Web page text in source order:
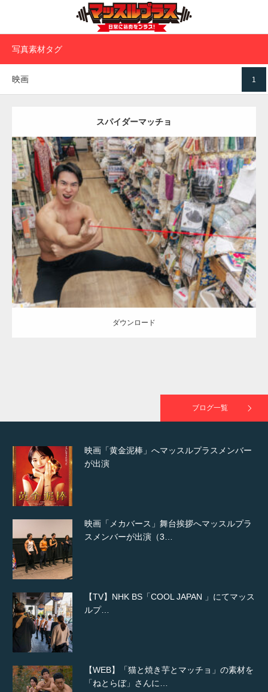
写真素材タグ
1
映画
スパイダーマッチョ
Update:2024.06.25
Category: 手芸屋さんのマッチョ（方南町） オレンジの人 SOSUKE
ぶっ飛ばされマッチョ 方南町（東京）
ダウンロード
ダウンロード
ブログ一覧
【YouTube】マッチョフリー素材メンバーが
ギネス世界記録…
【TV】TBS番組「ひるおび」にてマッスルプ
ラスが紹介されま…
TOKYO FMラジオ番組「ONE MORNING」
で紹介さ…
映画「黄金泥棒」へマッスルプラスメンバー
が出演
映画「メカバース」舞台挨拶へマッスルプラ
スメンバーが出演（3…
【TV】NHK BS「COOL JAPAN 」にてマッス
ルプ…
【WEB】「猫と焼き芋とマッチョ」の素材を
「ねとらぼ」さんに…